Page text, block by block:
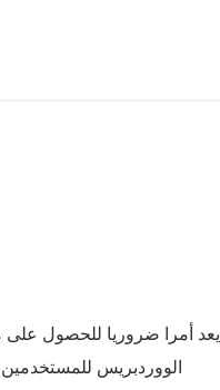
يعد أمرا ضروريا للحصول
الووردبريس للمستخدمين